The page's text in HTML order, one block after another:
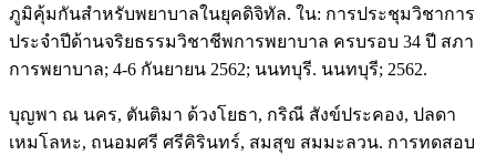
ภูมิคุ้มกันสำหรับพยาบาลในยุคดิจิทัล. ใน: การประชุมวิชาการ
ประจำปีด้านจริยธรรมวิชาชีพการพยาบาล ครบรอบ 34 ปี สภา
การพยาบาล; 4-6 กันยายน 2562; นนทบุรี. นนทบุรี; 2562.
บุญพา ณ นคร, ตันติมา ด้วงโยธา, กริณี สังข์ประคอง, ปลดา
เหมโลหะ, ถนอมศรี ศรีคิรินทร์, สมสุข สมมะลวน. การทดสอบ